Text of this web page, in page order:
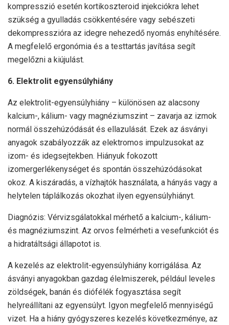
kompresszió esetén kortikoszteroid injekciókra lehet
szükség a gyulladás csökkentésére vagy sebészeti
dekompresszióra az idegre nehezedő nyomás enyhítésére.
A megfelelő ergonómia és a testtartás javítása segít
megelőzni a kiújulást.
6. Elektrolit egyensúlyhiány
Az elektrolit-egyensúlyhiány – különösen az alacsony
kalcium-, kálium- vagy magnéziumszint – zavarja az izmok
normál összehúzódását és ellazulását. Ezek az ásványi
anyagok szabályozzák az elektromos impulzusokat az
izom- és idegsejtekben. Hiányuk fokozott
izomergerlékenységet és spontán összehúzódásokat
okoz. A kiszáradás, a vízhajtók használata, a hányás vagy a
helytelen táplálkozás okozhat ilyen egyensúlyhiányt.
Diagnózis: Vérvizsgálatokkal mérhető a kalcium-, kálium-
és magnéziumszint. Az orvos felmérheti a vesefunkciót és
a hidratáltsági állapotot is.
A kezelés az elektrolit-egyensúlyhiány korrigálása. Az
ásványi anyagokban gazdag élelmiszerek, például leveles
zöldségek, banán és diófélék fogyasztása segít
helyreállítani az egyensúlyt. Igyon megfelelő mennyiségű
vizet. Ha a hiány gyógyszeres kezelés következménye, az